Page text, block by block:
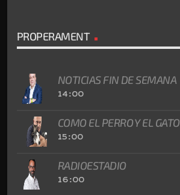
PROPERAMENT
NOTICIAS FIN DE SEMANA
14:00
COMO EL PERRO Y EL GATO
15:00
RADIOESTADIO
16:00